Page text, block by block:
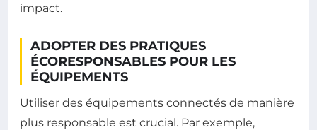
impact.
ADOPTER DES PRATIQUES
ÉCORESPONSABLES POUR LES
ÉQUIPEMENTS
Utiliser des équipements connectés de manière
plus responsable est crucial. Par exemple,